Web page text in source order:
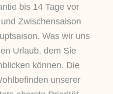
bis 14 Tage vor
Zwischensaison
Was wir uns
Urlaub, dem Sie
können. Die
unserer